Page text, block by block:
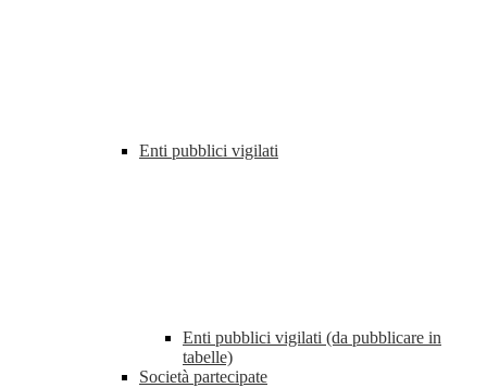
Enti pubblici vigilati
Enti pubblici vigilati (da pubblicare in
tabelle)
Società partecipate